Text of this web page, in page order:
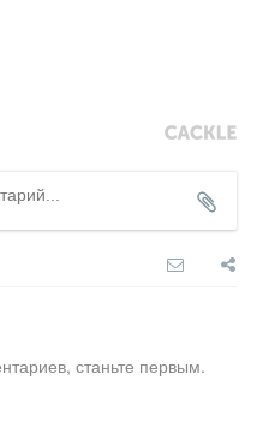
станьте первым.